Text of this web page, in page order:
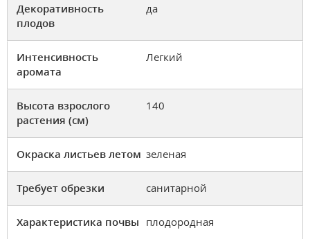
Декоративность
плодов
да
Интенсивность
аромата
Легкий
Высота взрослого
растения (см)
140
Окраска листьев летом зеленая
Требует обрезки санитарной
Характеристика почвы плодородная